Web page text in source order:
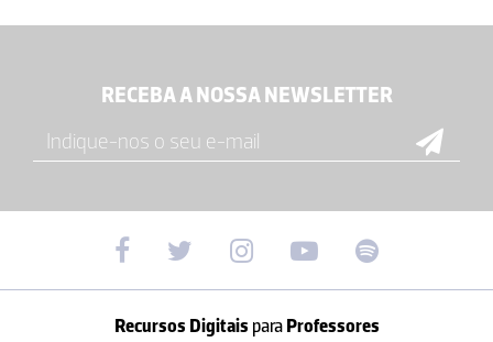
RECEBA A NOSSA NEWSLETTER
Recursos Digitais paraProfessores